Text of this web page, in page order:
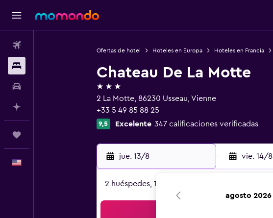
Ofertas de hotel Hoteles en Europa Hoteles en Francia
Chateau De La Motte
3 estrellas
2 La Motte, 86230 Usseau, Vienne
+33 5 49 85 88 25
9,5 Excelente 347 calificaciones verificadas
jue. 13/8 - vie. 14/8
2 huéspedes, 1 habitación
agosto 2026